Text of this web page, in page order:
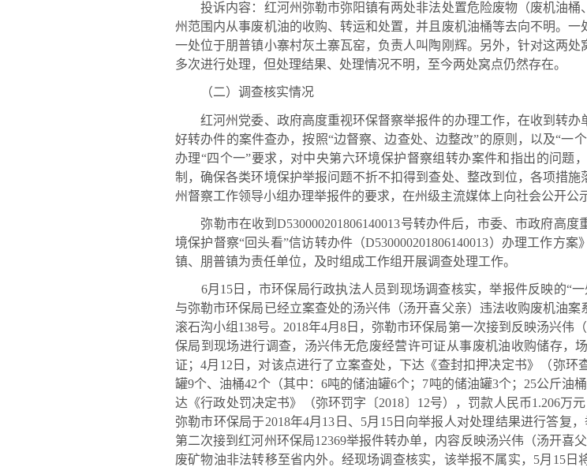
投诉内容：红河州弥勒市弥阳镇有两处非法处置危险废物（废机油桶
州范围内从事废机油的收购、转运和处置，并且废机油桶等去向不明。一
一处位于朋普镇小寨村灰土寨瓦窑，负责人叫陶刚辉。另外，针对这两
多次进行处理，但处理结果、处理情况不明，至今两处窝点仍然存在。
（二）调查核实情况
红河州党委、政府高度重视环保督察举报件的办理工作，在收到转办
好转办件的案件查办，按照“边督察、边查处、边整改”的原则，以及“一
办理“四个一”要求，对中央第六环境保护督察组转办案件和指出的问题
制，确保各类环境保护举报问题不折不扣得到查处、整改到位，各项措
州督察工作领导小组办理举报件的要求，在州级主流媒体上向社会公开公
弥勒市在收到D530000201806140013号转办件后，市委、市政府高度
境保护督察“回头看”信访转办件（D530000201806140013）办理工作方
镇、朋普镇为责任单位，及时组成工作组开展调查处理工作。
6月15日，市环保局行政执法人员到现场调查核实，举报件反映的“一
与弥勒市环保局已经立案查处的汤兴伟（汤开喜父亲）违法收购废机油
滚石沟小组138号。2018年4月8日，弥勒市环保局第一次接到反映汤兴伟
保局到现场进行调查，汤兴伟无危废经营许可证从事废机油收购储存，
证；4月12日，对该点进行了立案查处，下达《查封扣押决定书》（弥环
罐9个、油桶42个（其中：6吨的储油罐6个；7吨的储油罐3个；25公斤油
达《行政处罚决定书》（弥环罚字〔2018〕12号），罚款人民币1.206万
弥勒市环保局于2018年4月13日、5月15日向举报人对处理结果进行答复
第二次接到红河州环保局12369举报件转办单，内容反映汤兴伟（汤开喜
废矿物油非法转移至省内外。经现场调查核实，该举报不属实，5月15